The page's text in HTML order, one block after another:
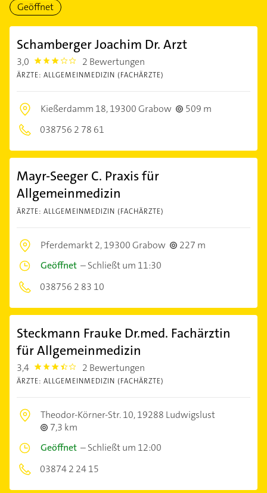
Geöffnet
Schamberger Joachim Dr. Arzt
3,0 3.0 2 Bewertungen
ÄRZTE: ALLGEMEINMEDIZIN (FACHÄRZTE)
Kießerdamm 18,19300 Grabow
509 m
038756 2 78 61
Mayr-Seeger C. Praxis für
Allgemeinmedizin
ÄRZTE: ALLGEMEINMEDIZIN (FACHÄRZTE)
Pferdemarkt 2,19300 Grabow
227 m
Geöffnet –Schließt um 11:30
038756 2 83 10
Steckmann Frauke Dr.med. Fachärztin
für Allgemeinmedizin
3,4 3.4 2 Bewertungen
ÄRZTE: ALLGEMEINMEDIZIN (FACHÄRZTE)
Theodor-Körner-Str. 10,19288 Ludwigslust
7,3 km
Geöffnet –Schließt um 12:00
03874 2 24 15